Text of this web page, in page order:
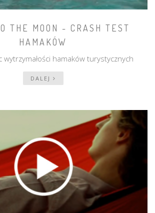
THE MOON - CRASH TEST
HAMAKÓW
wytrzymałości hamaków turystycznych
DALEJ